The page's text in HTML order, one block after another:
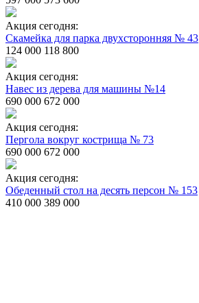
Акция сегодня:
Скамейка для парка двухсторонняя № 43
124 000 118 800
Акция сегодня:
Навес из дерева для машины №14
690 000 672 000
Акция сегодня:
Пергола вокруг кострища № 73
690 000 672 000
Акция сегодня:
Обеденный стол на десять персон № 153
410 000 389 000